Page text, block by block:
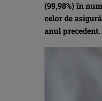
(99,98%) în
celor de
anul precedent.